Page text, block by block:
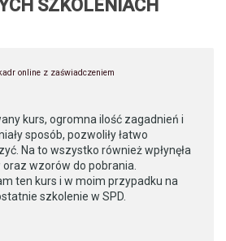
SZKOLENIACH
online z zaświadczeniem
kurs, ogromna ilość zagadnień i
sposób, pozwoliły łatwo
Na to wszystko również wpłynęła
wzorów do pobrania.
ten kurs i w moim przypadku na
szkolenie w SPD.